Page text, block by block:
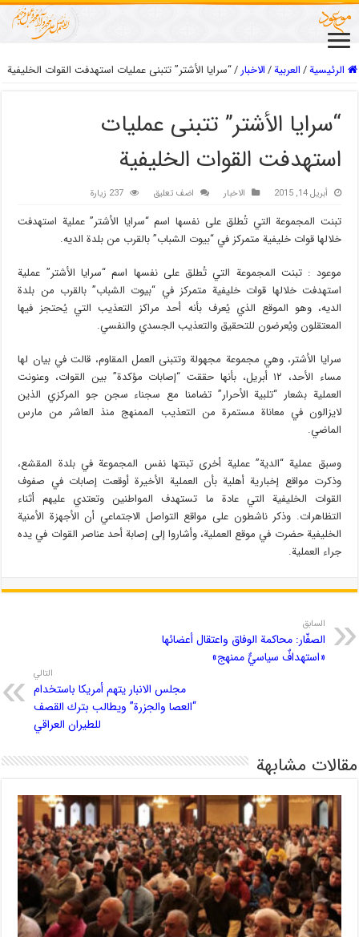
الرئيسية/العربیة/الاخبار/“سرايا الأشتر” تتبنى عمليات استهدفت القوات الخليفية
“سرايا الأشتر” تتبنى عمليات
استهدفت القوات الخليفية
أبريل 14, 2015 الاخبار اضف تعليق 237 زيارة
تبنت المجموعة التي تُطلق على نفسها اسم “سرايا الأشتر” عملية استهدفت
خلالها قوات خليفية متمركز في “بيوت الشباب” بالقرب من بلدة الديه.
موعود : تبنت المجموعة التي تُطلق على نفسها اسم “سرايا الأشتر” عملية
استهدفت خلالها قوات خليفية متمركز في “بيوت الشباب” بالقرب من بلدة
الديه، وهو الموقع الذي يُعرف بأنه أحد مراكز التعذيب التي يُحتجز فيها
المعتقلون ويُعرضون للتحقيق والتعذيب الجسدي والنفسي.
سرايا الأشتر، وهي مجموعة مجهولة وتتبنى العمل المقاوم، قالت في بيان لها
مساء الأحد، ١٢ أبريل، بأنها حققت “إصابات مؤكدة” بين القوات، وعنونت
العملية بشعار “تلبية الأحرار” تضامنا مع سجناء سجن جو المركزي الذين
لايزالون في معاناة مستمرة من التعذيب الممنهج منذ العاشر من مارس
الماضي.
وسبق عملية “الدية” عملية أخرى تبنتها نفس المجموعة في بلدة المقشع،
وذكرت مواقع إخبارية أهلية بأن العملية الأخيرة أوقعت إصابات في صفوف
القوات الخليفية التي عادة ما تستهدف المواطنين وتعتدي عليهم أثناء
التظاهرات. وذكر ناشطون على مواقع التواصل الاجتماعي أن الأجهزة الأمنية
الخليفية حضرت في موقع العملية، وأشاروا إلى إصابة أحد عناصر القوات في يده
جراء العملية.
السابق
الصفّار: محاكمة الوفاق واعتقال أعضائها
«استهدافٌ سياسيٌّ ممنهج»
التالي
مجلس الانبار يتهم أمريكا باستخدام
“العصا والجزرة” ويطالب بترك القصف
للطيران العراقي
مقالات مشابهة